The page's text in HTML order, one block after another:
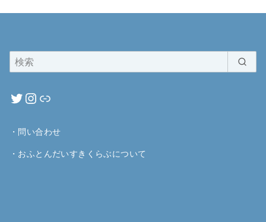
・ 問い合わせ
・ おふとんだいすきくらぶについて